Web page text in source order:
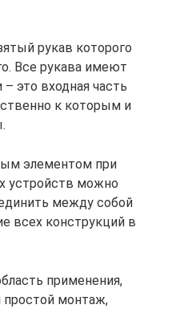
рукав которого
Все рукава имеют
это входная часть
к которым и
элементом при
устройств можно
между собой
всех конструкций в
применения,
простой монтаж,